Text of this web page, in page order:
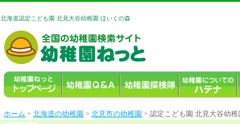
北海道認定こども園 北見大谷幼稚園 ほいくの森
ホーム > 北海道の幼稚園 > 北見市の幼稚園 > 認定こども園 北見大谷幼稚